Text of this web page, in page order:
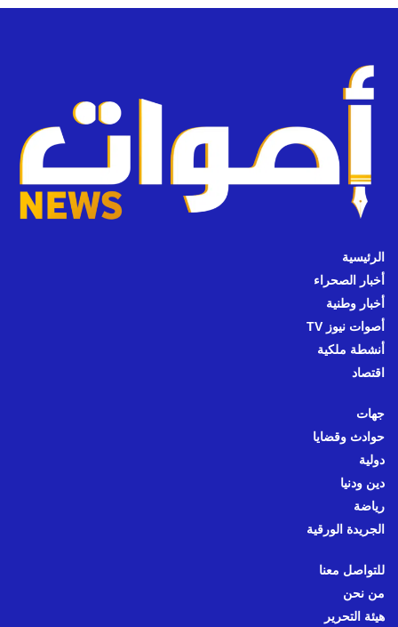
الرئيسية
أخبار الصحراء
أخبار وطنية
أصوات نيوز TV
أنشطة ملكية
اقتصاد
جهات
حوادث وقضايا
دولية
دين ودنيا
رياضة
الجريدة الورقية
للتواصل معنا
من نحن
هيئة التحرير